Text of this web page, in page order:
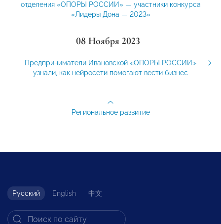
отделения «ОПОРЫ РОССИИ» — участники конкурса
«Лидеры Дона — 2023»
08 Ноября 2023
Предприниматели Ивановской «ОПОРЫ РОССИИ»
узнали, как нейросети помогают вести бизнес
Региональное развитие
Русский English 中文